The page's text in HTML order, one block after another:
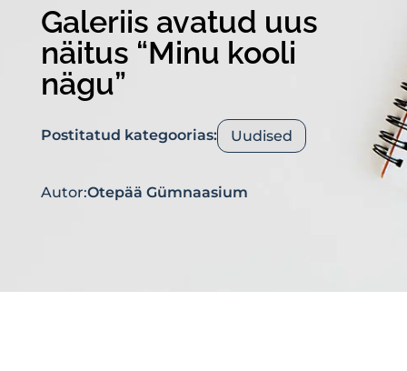
Galeriis avatud uus
näitus “Minu kooli
nägu”
Postitatud kategoorias: Uudised
Autor:Otepää Gümnaasium